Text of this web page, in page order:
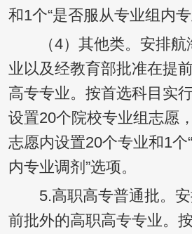
和1个“是否服从专业组内专
（4）其他类。安排航
业以及经教育部批准在提
高专专业。按首选科目实
设置20个院校专业组志愿
志愿内设置20个专业和1个
内专业调剂”选项。
5.高职高专普通批。安
前批外的高职高专专业。